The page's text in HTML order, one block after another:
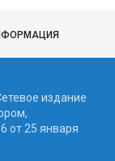
издание
от 25 января